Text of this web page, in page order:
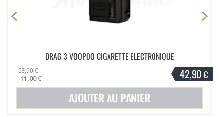
DRAG 3 VOOPOO CIGARETTE ELECTRONIQUE
53,90 €
-11,00 € 42,90€
AJOUTER AU PANIER